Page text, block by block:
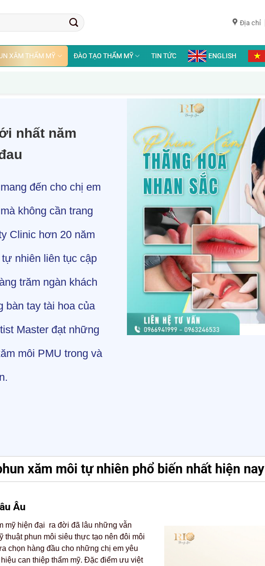
Địa chỉ
XĂM THẨM MỸ ĐÀO TẠO THẨM MỸ TIN TỨC ENGLISH
nhất năm
đến cho chị em
không cần trang
Clinic hơn 20 năm
nhiên liên tục cập
trăm ngàn khách
bàn tay tài hoa của
Master đạt những
môi PMU trong và
xăm môi tự nhiên phổ biến nhất hiện nay
Âu
mỹ hiện đại ra đời đã lâu những vẫn
phun môi siêu thực tạo nên đôi môi
chọn hàng đầu cho những chị em yêu
can thiệp thẩm mỹ. Đặc điểm ưu việt